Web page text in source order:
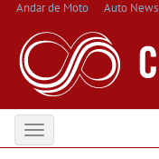
Andar de Moto Auto News
Toggle
navigation